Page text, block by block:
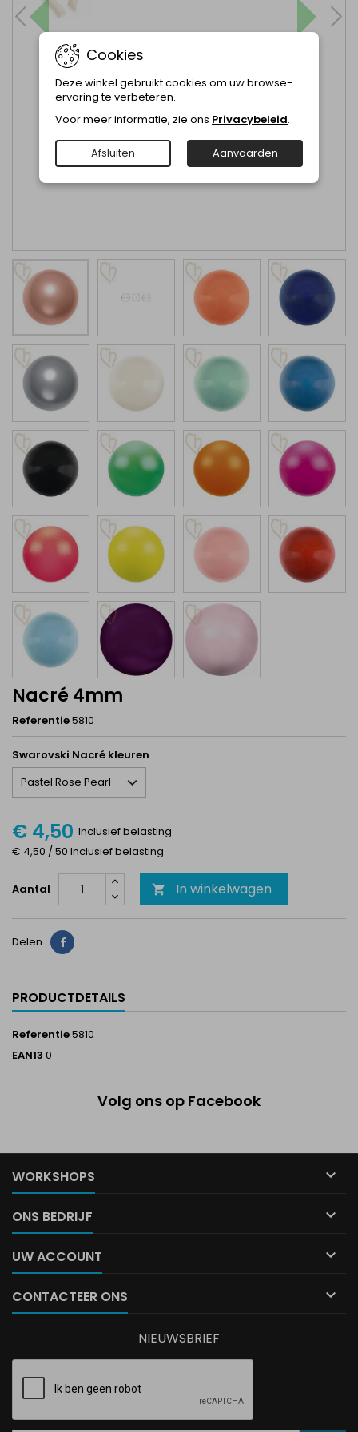
Nacré 4mm
Referentie5810
Swarovski Nacré kleuren
€ 4,50 Inclusief belasting
€ 4,50 / 50 Inclusief belasting
Aantal  In winkelwagen
Delen Delen
PRODUCTDETAILS
Referentie5810
EAN13 0
Volg ons op Facebook
WORKSHOPS 
ONS BEDRIJF 
UW ACCOUNT 
CONTACTEER ONS 
Cookies
Deze winkel gebruikt cookies om uw browse-
ervaring te verbeteren.
Voor meer informatie, zie ons Privacybeleid.
Afsluiten Aanvaarden
NIEUWSBRIEF